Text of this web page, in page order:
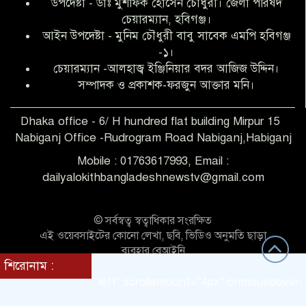
আব্দুল হক তালুকদার ফাউন্ডেশন মানবতার
শিকড় ছুঁই ছুঁই,ফরজুন আক্তার মনি
সিলেট রেঞ্জের শ্রেষ্ঠ ওসি নির্বাচিত হলেন
নবীগঞ্জ থানার ওসি মোনায়েম
‎নবীগঞ্জে এক সাজাপ্রাপ্ত পলাতক আসামি
শিশু ধর্ষণের অভিযোগে অভিযুক্ত গ্রেফতার ১
উপদেষ্টা - ডাঃ মুশফিক হোসেন চৌধুরী। জেলা পরিষদ
চেয়ারম্যান, হবিগঞ্জ।
আইন উপদেষ্টা - মুনিম চৌধুরী বাবু সাবেক এমপি হবিগঞ্জ
-১।
চেয়ারম্যান -আলহাজ্ব ইঞ্জিনিয়ার বদর আজিজ উদ্দিন।
সম্পাদক ও প্রকাশক-ফরজুন আক্তার মনি।
Dhaka office - 6/ H hundred flat building Mirpur 15
Nabiganj Office -Rudrogram Road Nabiganj,Habiganj
Mobile : 01763617993, Email :
dailyalokithbangladeshnewstv@gmail.com
শিরোনাম :
direction = "left" scrollamount="4px"
© সর্বস্বত্ব স্বত্বাধিকার সংরক্ষিত
এই ওয়েবসাইটের কোনো লেখা, ছবি, ভিডিও অনুমতি ছাড়া
ব্যবহার বেআইনি